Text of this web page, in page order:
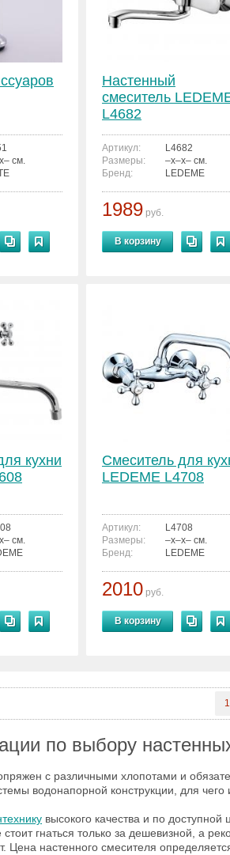
см.
Настенный
смеситель
L4682
Артикул:
L4682
Размеры:
–x–x– см.
Бренд:
LEDEME
1989 руб.
В корзину
кухни
см.
Смеситель для
LEDEME L4708
Артикул:
L4708
Размеры:
–x–x– см.
Бренд:
LEDEME
2010 руб.
В корзину
1
по выбору
с различными хлопотами и
водонапорной конструкции, для чего
высокого качества и по
гнаться только за дешевизной, а
Цена настенного смесителя